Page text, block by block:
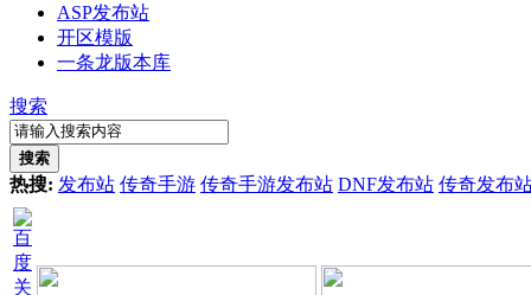
ASP发布站
开区模版
一条龙版本库
搜索
搜索
热搜: 发布站 传奇手游 传奇手游发布站 DNF发布站 传奇发布